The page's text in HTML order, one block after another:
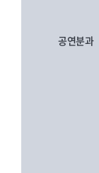
공연분과